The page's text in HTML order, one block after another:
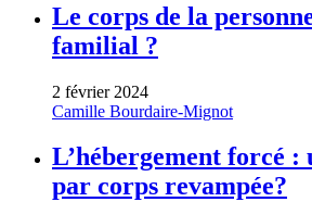
Le corps de la
familial ?
2 février 2024
Camille Bourdaire-Mignot
L’hébergement forcé :
par corps revampée?